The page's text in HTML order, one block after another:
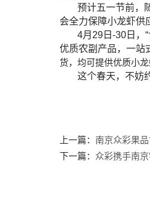
预计五一节前，
会全力保障小龙虾供
4月29日-30日，
优质农副产品，一站
货，均可提供优质小
这个春天，不妨
上一篇： 南京众彩果
下一篇： 众彩携手南